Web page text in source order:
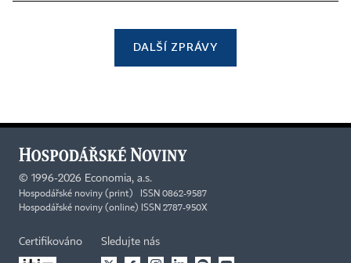
DALŠÍ ZPRÁVY
© 1996-2026 Economia, a.s.
Hospodářské noviny (print) ISSN 0862-9587
Hospodářské noviny (online) ISSN 2787-950X
Certifikováno Sledujte nás